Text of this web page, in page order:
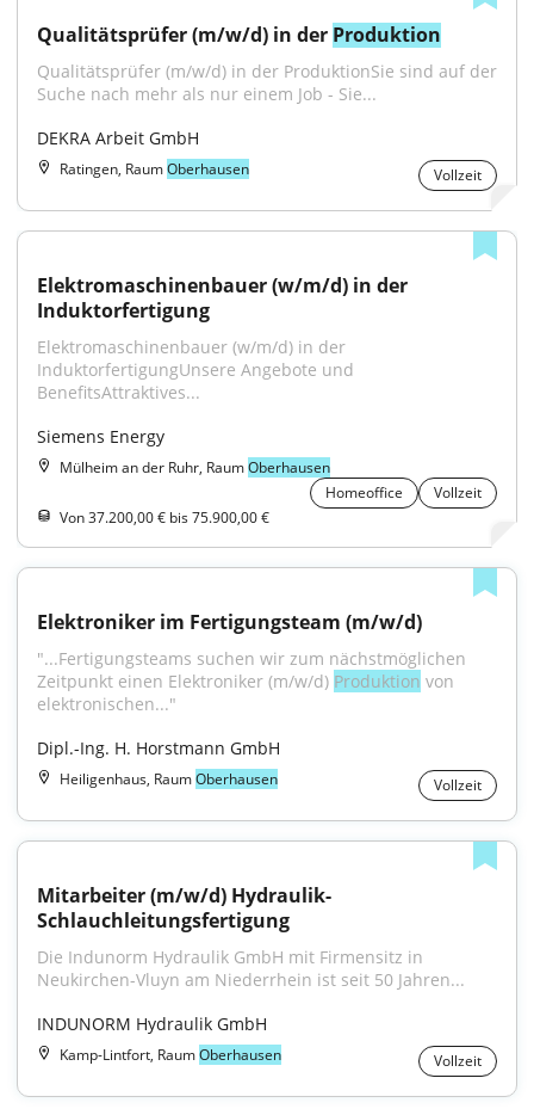
Qualitätsprüfer (m/w/d) in der Produktion
Qualitätsprüfer (m/w/d) in der ProduktionSie sind auf der
Suche nach mehr als nur einem Job - Sie...
DEKRA Arbeit GmbH
Ratingen, RaumOberhausen Vollzeit
Elektromaschinenbauer (w/m/d) in der
Induktorfertigung
Elektromaschinenbauer (w/m/d) in der
InduktorfertigungUnsere Angebote und
BenefitsAttraktives...
Siemens Energy
Mülheim an der Ruhr, RaumOberhausen
Homeoffice
Vollzeit
Von 37.200,00 € bis 75.900,00 €
Elektroniker im Fertigungsteam (m/w/d)
"...Fertigungsteams suchen wir zum nächstmöglichen
Zeitpunkt einen Elektroniker (m/w/d) Produktion von
elektronischen..."
Dipl.-Ing. H. Horstmann GmbH
Heiligenhaus, RaumOberhausen Vollzeit
Mitarbeiter (m/w/d) Hydraulik-
Schlauchleitungsfertigung
Die Indunorm Hydraulik GmbH mit Firmensitz in
Neukirchen-Vluyn am Niederrhein ist seit 50 Jahren...
INDUNORM Hydraulik GmbH
Kamp-Lintfort, RaumOberhausen Vollzeit